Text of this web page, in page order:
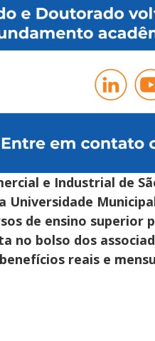
e Industrial de
Universidade
de ensino superior
no bolso dos
reais e